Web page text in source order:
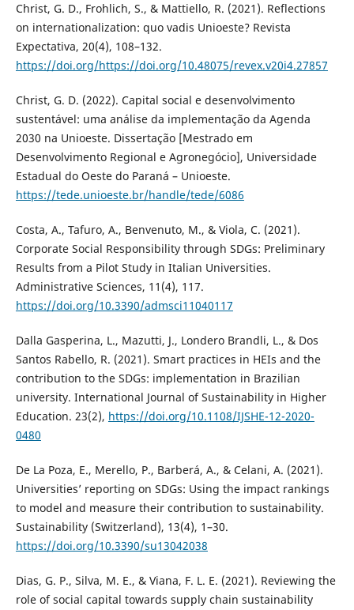
Christ, G. D., Frohlich, S., & Mattiello, R. (2021). Reflections
on internationalization: quo vadis Unioeste? Revista
Expectativa, 20(4), 108–132.
https://doi.org/https://doi.org/10.48075/revex.v20i4.27857
Christ, G. D. (2022). Capital social e desenvolvimento
sustentável: uma análise da implementação da Agenda
2030 na Unioeste. Dissertação [Mestrado em
Desenvolvimento Regional e Agronegócio], Universidade
Estadual do Oeste do Paraná – Unioeste.
https://tede.unioeste.br/handle/tede/6086
Costa, A., Tafuro, A., Benvenuto, M., & Viola, C. (2021).
Corporate Social Responsibility through SDGs: Preliminary
Results from a Pilot Study in Italian Universities.
Administrative Sciences, 11(4), 117.
https://doi.org/10.3390/admsci11040117
Dalla Gasperina, L., Mazutti, J., Londero Brandli, L., & Dos
Santos Rabello, R. (2021). Smart practices in HEIs and the
contribution to the SDGs: implementation in Brazilian
university. International Journal of Sustainability in Higher
Education. 23(2), https://doi.org/10.1108/IJSHE-12-2020-
0480
De La Poza, E., Merello, P., Barberá, A., & Celani, A. (2021).
Universities’ reporting on SDGs: Using the impact rankings
to model and measure their contribution to sustainability.
Sustainability (Switzerland), 13(4), 1–30.
https://doi.org/10.3390/su13042038
Dias, G. P., Silva, M. E., & Viana, F. L. E. (2021). Reviewing the
role of social capital towards supply chain sustainability